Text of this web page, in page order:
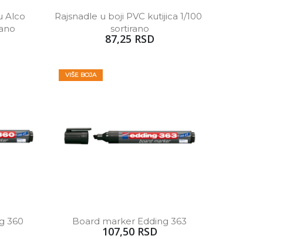
Alco
Rajsnadle u boji PVC kutijica 1/100
sortirano
87,25 RSD
360
VIŠE BOJA
Board marker Edding 363
107,50 RSD